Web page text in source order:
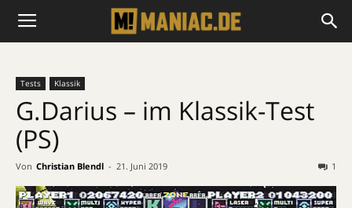
Tests Klassik
G.Darius – im Klassik-Test
(PS)
Von Christian Blendl - 21. Juni 2019 1